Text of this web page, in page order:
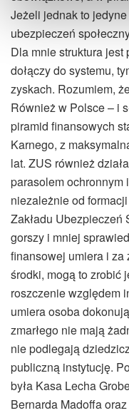
Jeżeli jednak to
ubezpieczeń
Dla mnie struktura
dołączy do systemu,
zyskach. Rozumiem,
Również w Polsce – i
piramid finansowych
Karnego, z
lat. ZUS również
parasolem ochronnym
niezależnie od
Zakładu Ubezpieczeń
gorszy i mniej
finansowej umiera i za
środki, mogą to zrobić
roszczenie względem
umiera osoba
zmarłego nie mają
nie podlegają
publiczną instytucję.
była Kasa Lecha
Bernarda Madoffa